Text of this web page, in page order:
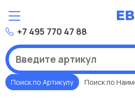
+7 495 770 47 88
Поиск по Артикулу Поиск по